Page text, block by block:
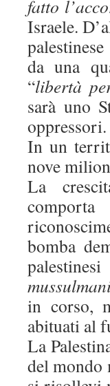
fatto
Israele.
da una
“libertà
sarà uno
In un
nove
La
bomba
in corso,
abituati al
La
del mondo